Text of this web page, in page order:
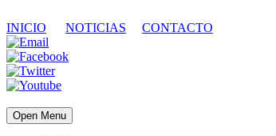
INICIO NOTICIAS CONTACTO
Open Menu